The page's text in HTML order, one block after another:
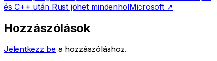
és C++ után Rust jöhet mindenholMicrosoft ↗
Hozzászólások
Jelentkezz be a hozzászóláshoz.